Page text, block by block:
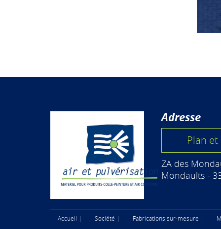
Adresse
Plan
ZA des
Mondaults -
Accueil | Société | Fabrications sur-mesure |